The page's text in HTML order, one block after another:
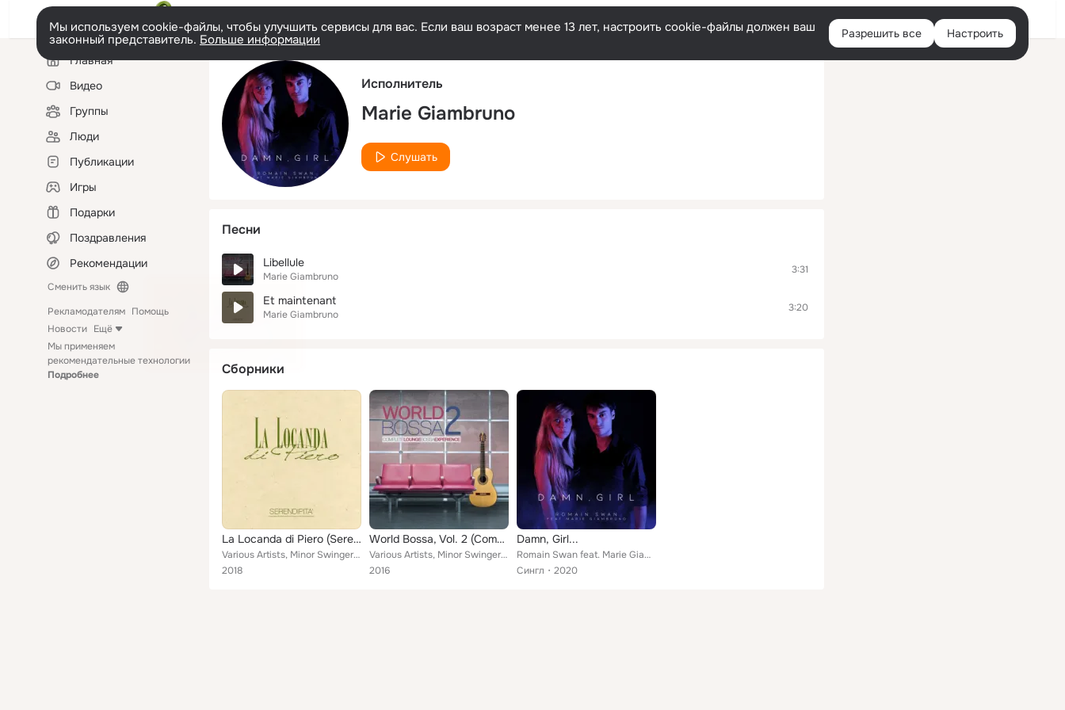
Русский Войти
Мы используем cookie-файлы, чтобы улучшить сервисы для вас. Если ваш возраст менее 13 лет, настроить cookie-файлы должен ваш
законный представитель. Больше информации Разрешить все Настроить
Левая
колонкаГлавная
Видео
Группы
Люди
Публикации
Игры
Подарки
Поздравления
Рекомендации
Сменить язык
Рекламодателям Помощь
Новости Ещё
Мы применяем
рекомендательные технологии
Подробнее
Исполнитель
Marie Giambruno
Слушать
Песни
Libellule
Marie Giambruno
3:31
Et maintenant
Marie Giambruno
3:20
Сборники
La Locanda di Piero (Serendipità)
Various Artists, Minor Swingers, Duostile, Cocktail Connection, Mr. Bone, Take B, Point Of View, Lino Brotto, Andrea Maddalone, ...
2018
World Bossa, Vol. 2 (Complete Lounge Bossa Experience)
Various Artists, Minor Swingers, Mr. Bone, Take B, Miss Pineda, Dhany, Francesca Taverni, Nilza Costa, Marie Giambruno, No-Loung...
2016
Damn, Girl...
Romain Swan feat. Marie Giambruno
Сингл
2020